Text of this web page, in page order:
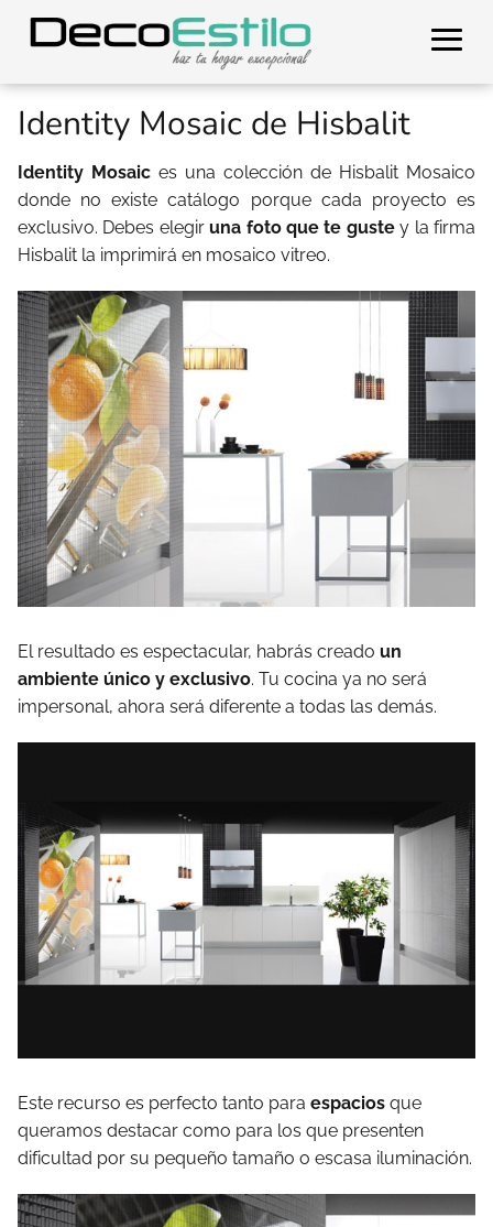
Identity Mosaic de Hisbalit
Identity Mosaic es una colección de Hisbalit Mosaico
donde no existe catálogo porque cada proyecto es
exclusivo. Debes elegiruna foto que te gustey la firma
Hisbalit la imprimirá en mosaico vitreo.
El resultado es espectacular, habrás creado un
ambiente único y exclusivo. Tu cocina ya no será
impersonal, ahora será diferente a todas las demás.
Este recurso es perfecto tanto para espacios que
queramos destacar como para los que presenten
dificultad por su pequeño tamaño o escasa iluminación.